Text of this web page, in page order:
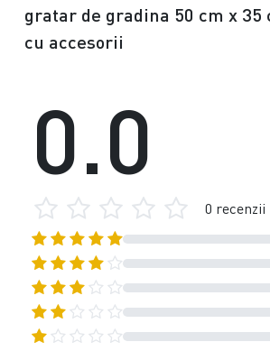
gratar de gradina 50 cm x
cu accesorii
0.0
0 recenzii